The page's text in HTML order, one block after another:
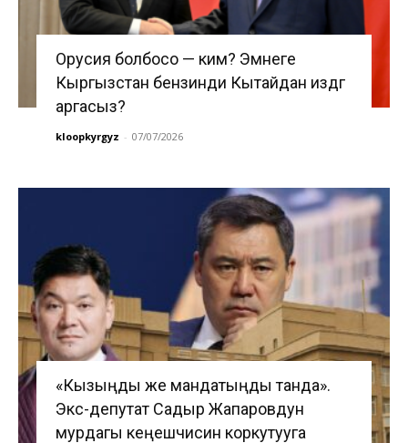
Орусия болбосо — ким? Эмнеге
Кыргызстан бензинди Кытайдан издөөгө
аргасыз?
kloopkyrgyz - 07/07/2026
«Кызыңды же мандатыңды танда».
Экс-депутат Садыр Жапаровдун
мурдагы кеңешчисин коркутууга